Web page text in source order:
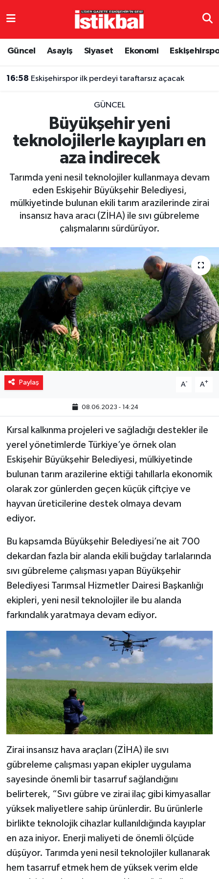
Güncel Asayiş Siyaset Ekonomi
16:58 Eskişehirspor ilk perdeyi taraftarsız açacak
GÜNCEL
Büyükşehir yeni
teknolojilerle kayıpları en
aza indirecek
Tarımda yeni nesil teknolojiler kullanmaya devam
eden Eskişehir Büyükşehir Belediyesi,
mülkiyetinde bulunan ekili tarım arazilerinde zirai
insansız hava aracı (ZİHA) ile sıvı gübreleme
çalışmalarını sürdürüyor.
Paylaş A- A+
08.06.2023 - 14:24
Kırsal kalkınma projeleri ve sağladığı destekler ile
yerel yönetimlerde Türkiye’ye örnek olan
Eskişehir Büyükşehir Belediyesi, mülkiyetinde
bulunan tarım arazilerine ektiği tahıllarla ekonomik
olarak zor günlerden geçen küçük çiftçiye ve
hayvan üreticilerine destek olmaya devam
ediyor.
Bu kapsamda Büyükşehir Belediyesi’ne ait 700
dekardan fazla bir alanda ekili buğday tarlalarında
sıvı gübreleme çalışması yapan Büyükşehir
Belediyesi Tarımsal Hizmetler Dairesi Başkanlığı
ekipleri, yeni nesil teknolojiler ile bu alanda
farkındalık yaratmaya devam ediyor.
Zirai insansız hava araçları (ZİHA) ile sıvı
gübreleme çalışması yapan ekipler uygulama
sayesinde önemli bir tasarruf sağlandığını
belirterek, “Sıvı gübre ve zirai ilaç gibi kimyasallar
yüksek maliyetlere sahip ürünlerdir. Bu ürünlerle
birlikte teknolojik cihazlar kullanıldığında kayıplar
en aza iniyor. Enerji maliyeti de önemli ölçüde
düşüyor. Tarımda yeni nesil teknolojiler kullanarak
hem tasarruf etmek hem de yüksek verim elde
Eskişehirspor
Spor
Ekonomi
Sağlık
Eskişehir Nöbetçi Eczaneler
TFF 3.Lig 4.Grup Puan Durumu ve Fikstür
Tüm Manşetler
Son Dakika Haberleri
Haber Arşivi